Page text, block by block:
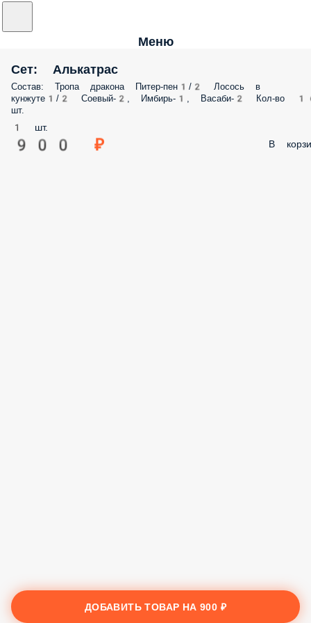
Меню
Сет: Алькатрас
Состав: Тропа дракона Питер-пен1/2 Лосось в
кунжуте1/2 Соевый-2, Имбирь-1, Васаби-2 Кол-во
шт.
1 шт.
900 ₽ В
ДОБАВИТЬ ТОВАР НА900 ₽